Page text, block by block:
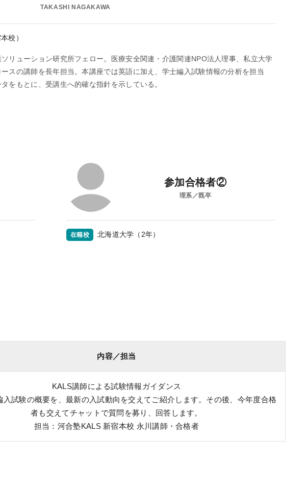
TAKASHI NAGAKAWA
校）
リューション研究所フェロー。医療安全関連・介護関連NPO法人理事、私立大学
スの講師を長年担当。本講座では英語に加え、学士編入試験情報の分析を担当
をもとに、受講生へ的確な指針を示している。
参加合格者②
理系／既卒
在籍校 北海道大学（2年）
内容／担当
KALS講師による試験情報ガイダンス
入試験の概要を、最新の入試動向を交えてご紹介します。その後、今年度合格
者も交えてチャットで質問を募り、回答します。
担当：河合塾KALS 新宿本校 永川講師・合格者